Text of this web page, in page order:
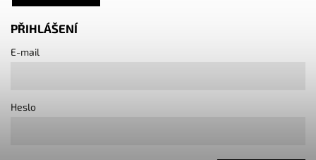
PŘIHLÁŠENÍ
E-mail
Heslo